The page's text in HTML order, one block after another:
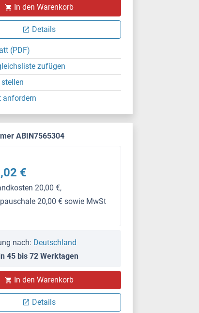
In den Warenkorb
Details
(PDF)
zufügen
anfordern
ABIN7565304
€
20,00 €,
20,00 € sowie MwSt
nach: Deutschland
45 bis 72 Werktagen
In den Warenkorb
Details